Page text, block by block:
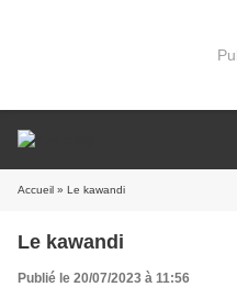
Accueil » Le kawandi
Le kawandi
Publié le 20/07/2023 à 11:56